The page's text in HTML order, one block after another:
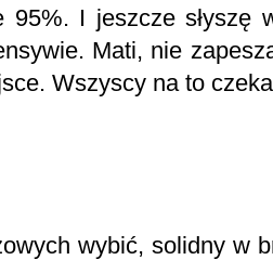
95%. I jeszcze słyszę
Mati, nie
Wszyscy na to
wybić, solidny w